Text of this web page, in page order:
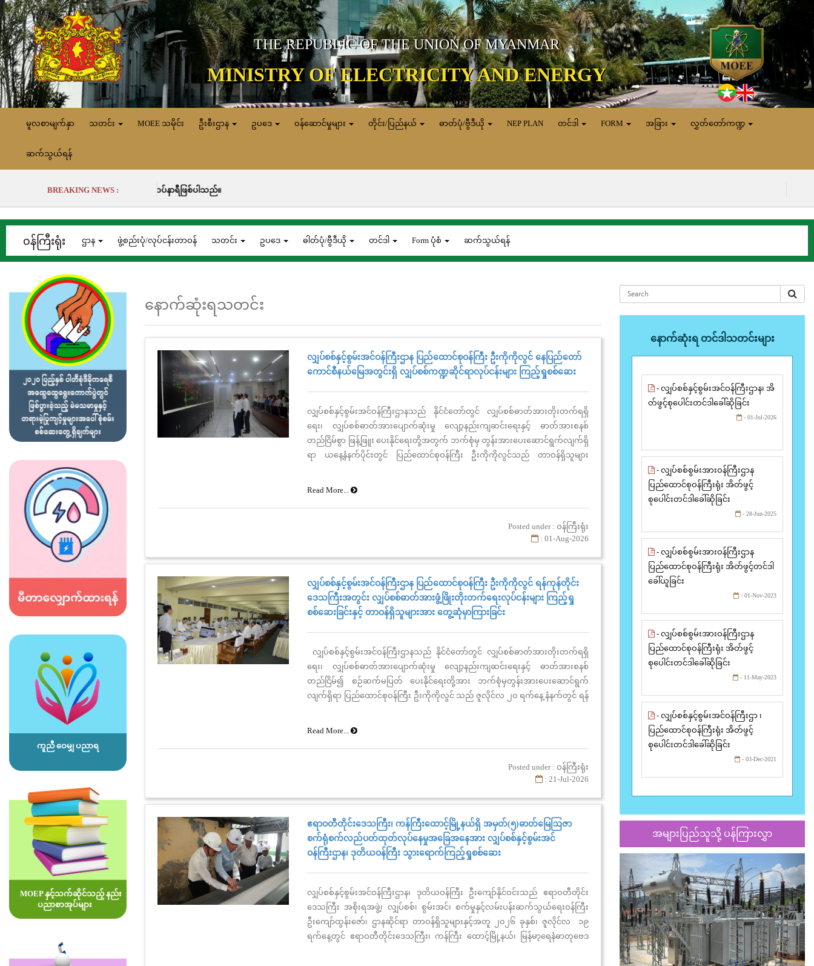
THE REPUBLIC OF THE UNION OF MYANMAR
MINISTRY OF ELECTRICITY AND ENERGY
မူလစာမျက်နှာ သတင်း MOEE သမိုင်း ဦးစီးဌာန ဥပဒေ ဝန်ဆောင်မှုများ တိုင်း/ပြည်နယ် ဓာတ်ပုံ/ဗွီဒီယို NEP PLAN တင်ဒါ FORM အခြား လွှတ်တော်ကဏ္ဍ
ဆက်သွယ်ရန်
BREAKING NEWS :
ပ်ခဲ့မှုမှာ (၇၀၁၀၁.၀) မဂ္ဂါဝပ်နာရီဖြစ်ပါသည်။
၀န်ကြီးရုံး ဌာန ဖွဲ့စည်းပုံ/လုပ်ငန်းတာဝန် သတင်း ဥပဒေ ဓါတ်ပုံ/ဗွီဒီယို တင်ဒါ Form ပုံစံ ဆက်သွယ်ရန်
ကူညီ ဝေမျှ ပညာရ
MOEP နှင့်သက်ဆိုင်သည့် နည်း
ပညာစာအုပ်များ
နောက်ဆုံးရသတင်း
လျှပ်စစ်နှင့်စွမ်းအင်ဝန်ကြီးဌာန ပြည်ထောင်စုဝန်ကြီး ဦးကိုကိုလွင် နေပြည်တော်
ကောင်စီနယ်မြေအတွင်းရှိ လျှပ်စစ်ကဏ္ဍဆိုင်ရာလုပ်ငန်းများ ကြည့်ရှုစစ်ဆေး
လျှပ်စစ်နှင့်စွမ်းအင်ဝန်ကြီးဌာနသည် နိုင်ငံတော်တွင် လျှပ်စစ်ဓာတ်အားတိုးတက်ရရှိ
ရေး၊ လျှပ်စစ်ဓာတ်အားပျောက်ဆုံးမှု လျော့နည်းကျဆင်းရေးနှင့် ဓာတ်အားစနစ်
တည်ငြိမ်စွာ ဖြန့်ဖြူး ပေးနိုင်ရေးတို့အတွက် ဘက်စုံမှ တွန်းအားပေးဆောင်ရွက်လျက်ရှိ
ရာ ယနေ့နံနက်ပိုင်းတွင် ပြည်ထောင်စုဝန်ကြီး ဦးကိုကိုလွင်သည် တာဝန်ရှိသူများ
Read More...
Posted under : ဝန်ကြီးရုံး
: 01-Aug-2026
လျှပ်စစ်နှင့်စွမ်းအင်ဝန်ကြီးဌာန ပြည်ထောင်စုဝန်ကြီး ဦးကိုကိုလွင် ရန်ကုန်တိုင်း
ဒေသကြီးအတွင်း လျှပ်စစ်ဓာတ်အားဖွံ့ဖြိုးတိုးတက်ရေးလုပ်ငန်းများ ကြည့်ရှု
စစ်ဆေးခြင်းနှင့် တာဝန်ရှိသူများအား တွေ့ဆုံမှာကြားခြင်း
လျှပ်စစ်နှင့်စွမ်းအင်ဝန်ကြီးဌာနသည် နိုင်ငံတော်တွင် လျှပ်စစ်ဓာတ်အားတိုးတက်ရရှိ
ရေး၊ လျှပ်စစ်ဓာတ်အားပျောက်ဆုံးမှု လျော့နည်းကျဆင်းရေးနှင့် ဓာတ်အားစနစ်
တည်ငြိမ်၍ စဉ်ဆက်မပြတ် ပေးနိုင်ရေးတို့အား ဘက်စုံမှတွန်းအားပေးဆောင်ရွက်
လျက်ရှိရာ ပြည်ထောင်စုဝန်ကြီး ဦးကိုကိုလွင် သည် ဇူလိုင်လ ၂၀ ရက်နေ့ နံနက်တွင် ရန်
Read More...
Posted under : ဝန်ကြီးရုံး
: 21-Jul-2026
ဧရာဝတီတိုင်းဒေသကြီး၊ ကန်ကြီးထောင့်မြို့နယ်ရှိ အမှတ်(၅)ဓာတ်မြေဩဇာ
စက်ရုံစက်လည်ပတ်ထုတ်လုပ်နေမှုအခြေအနေအား လျှပ်စစ်နှင့်စွမ်းအင်
ဝန်ကြီးဌာန၊ ဒုတိယဝန်ကြီး သွားရောက်ကြည့်ရှုစစ်ဆေး
လျှပ်စစ်နှင့်စွမ်းအင်ဝန်ကြီးဌာန၊ ဒုတိယဝန်ကြီး ဦးကျော်နိုင်ဝင်းသည် ဧရာဝတီတိုင်း
ဒေသကြီး အစိုးရအဖွဲ့၊ လျှပ်စစ်၊ စွမ်းအင်၊ စက်မှုနှင့်လမ်းပန်းဆက်သွယ်ရေးဝန်ကြီး
ဦးကျော်ထွန်းဇော်၊ ဌာနဆိုင်ရာ တာဝန်ရှိသူများနှင့်အတူ ၂၀၂၆ ခုနှစ်၊ ဇူလိုင်လ ၁၉
ရက်နေ့တွင် ဧရာဝတီတိုင်းဒေသကြီး၊ ကန်ကြီး ထောင့်မြို့နယ်၊ မြန်မာ့ရေနံဓာတုဗေဒ
နောက်ဆုံးရ တင်ဒါသတင်းများ
- လျှပ်စစ်နှင့်စွမ်းအင်ဝန်ကြီးဌာန၊ အိ
တ်ဖွင့်စုပေါင်းတင်ဒါခေါ်ဆိုခြင်း
- 01-Jul-2026
- လျှပ်စစ်စွမ်းအားဝန်ကြီးဌာန
ပြည်ထောင်စုဝန်ကြီးရုံး အိတ်ဖွင့်
စုပေါင်းတင်ဒါခေါ်ဆိုခြင်း
- 28-Jun-2025
- လျှပ်စစ်စွမ်းအားဝန်ကြီးဌာန
ပြည်ထောင်စုဝန်ကြီးရုံး အိတ်ဖွင့်တင်ဒါ
ခေါ်ယူခြင်း
- 01-Nov-2023
- လျှပ်စစ်စွမ်းအားဝန်ကြီးဌာန
ပြည်ထောင်စုဝန်ကြီးရုံး အိတ်ဖွင့်
စုပေါင်းတင်ဒါခေါ်ဆိုခြင်း
- 11-May-2023
- လျှပ်စစ်နှင့်စွမ်းအင်ဝန်ကြီးဌာ ၊
ပြည်ထောင်စုဝန်ကြီးရုံး အိတ်ဖွင့်
စုပေါင်းတင်ဒါခေါ်ဆိုခြင်း
- 03-Dec-2021
အများပြည်သူသို့ ပန်ကြားလွှာ
Previous Next